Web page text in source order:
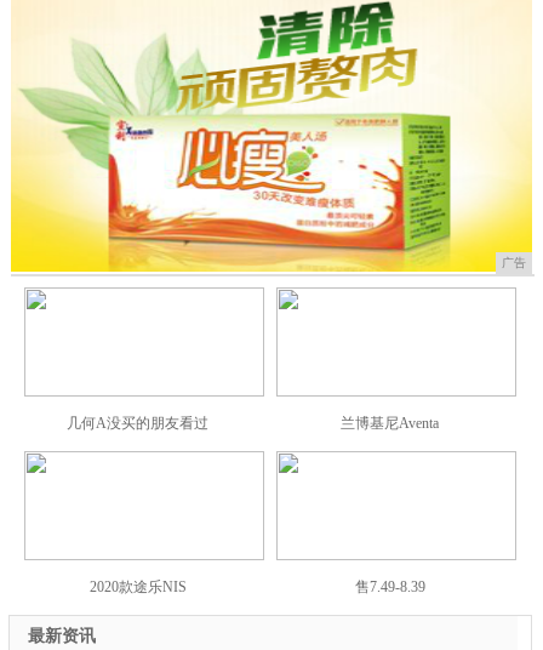
广告
几何A没买的朋友看过 兰博基尼Aventa
2020款途乐NIS 售7.49-8.39
最新资讯